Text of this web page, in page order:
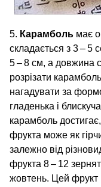
5. Карамболь має
складається з 3 – 5
5 – 8 см, а довжина
розрізати
нагадувати за
гладенька і
карамболь
фрукта може як
залежно від
фрукта 8 – 12
жовтень. Цей фрукт